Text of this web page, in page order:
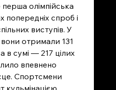
олімпійська
попередніх спроб і
виступів. У
вони отримали 131
в сумі — 217 цілих
впевнено
Спортсмени